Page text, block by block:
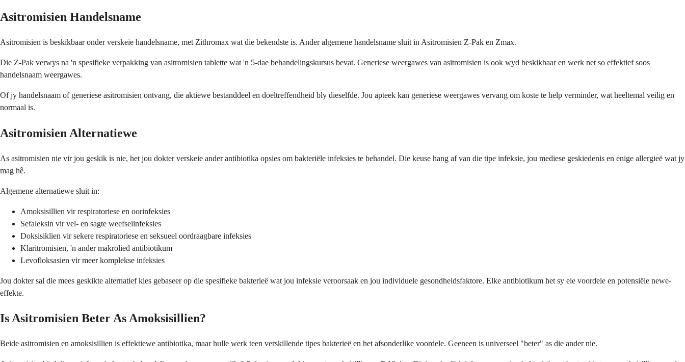
Asitromisien Handelsname
Asitromisien is beskikbaar onder verskeie handelsname, met Zithromax wat die bekendste is. Ander algemene handelsname sluit in Asitromisien Z-Pak en Zmax.
Die Z-Pak verwys na 'n spesifieke verpakking van asitromisien tablette wat 'n 5-dae behandelingskursus bevat. Generiese weergawes van asitromisien is ook wyd beskikbaar en werk net so effektief soos
handelsnaam weergawes.
Of jy handelsnaam of generiese asitromisien ontvang, die aktiewe bestanddeel en doeltreffendheid bly dieselfde. Jou apteek kan generiese weergawes vervang om koste te help verminder, wat heeltemal veilig en
normaal is.
Asitromisien Alternatiewe
As asitromisien nie vir jou geskik is nie, het jou dokter verskeie ander antibiotika opsies om bakteriële infeksies te behandel. Die keuse hang af van die tipe infeksie, jou mediese geskiedenis en enige allergieë wat jy
mag hê.
Algemene alternatiewe sluit in:
Amoksisillien vir respiratoriese en oorinfeksies
Sefaleksin vir vel- en sagte weefselinfeksies
Doksisiklien vir sekere respiratoriese en seksueel oordraagbare infeksies
Klaritromisien, 'n ander makrolied antibiotikum
Levofloksasien vir meer komplekse infeksies
Jou dokter sal die mees geskikte alternatief kies gebaseer op die spesifieke bakterieë wat jou infeksie veroorsaak en jou individuele gesondheidsfaktore. Elke antibiotikum het sy eie voordele en potensiële newe-
effekte.
Is Asitromisien Beter As Amoksisillien?
Beide asitromisien en amoksisillien is effektiewe antibiotika, maar hulle werk teen verskillende tipes bakterieë en het afsonderlike voordele. Geeneen is universeel "beter" as die ander nie.